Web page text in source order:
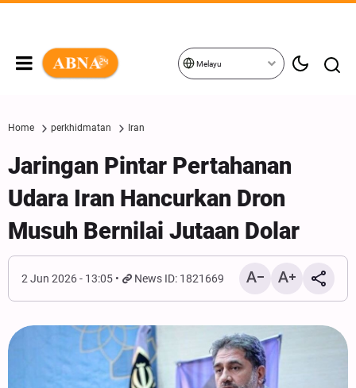
Melayu
Home perkhidmatan Iran
Jaringan Pintar Pertahanan
Udara Iran Hancurkan Dron
Musuh Bernilai Jutaan Dolar
2 Jun 2026 - 13:05 News ID: 1821669